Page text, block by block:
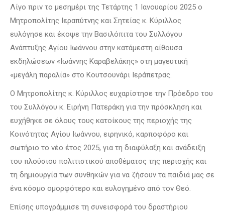
Λίγο πριν το μεσημέρι της Τετάρτης 1 Ιανουαρίου 2025 ο
Μητροπολίτης Ιεραπύτνης και Σητείας κ. Κύριλλος
ευλόγησε και έκοψε την Βασιλόπιτα του Συλλόγου
Ανάπτυξης Αγίου Ιωάννου στην κατάμεστη αίθουσα
εκδηλώσεων «Ιωάννης Καραβελάκης» στη μαγευτική
«μεγάλη παραλία» στο Κουτσουνάρι Ιεράπετρας.
Ο Μητροπολίτης κ. Κύριλλος ευχαρίστησε την Πρόεδρο του
του Συλλόγου κ. Ειρήνη Πατεράκη για την πρόσκληση και
ευχήθηκε σε όλους τους κατοίκους της περιοχής της
Κοινότητας Αγίου Ιωάννου, ειρηνικό, καρποφόρο και
σωτήριο το νέο έτος 2025, για τη διαφύλαξη και ανάδειξη
του πλούσιου πολιτιστικού αποθέματος της περιοχής και
τη δημιουργία των συνθηκών για να ζήσουν τα παιδιά μας σε
ένα κόσμο ομορφότερο και ευλογημένο από τον Θεό.
Επίσης υπογράμμισε τη συνεισφορά του δραστήριου